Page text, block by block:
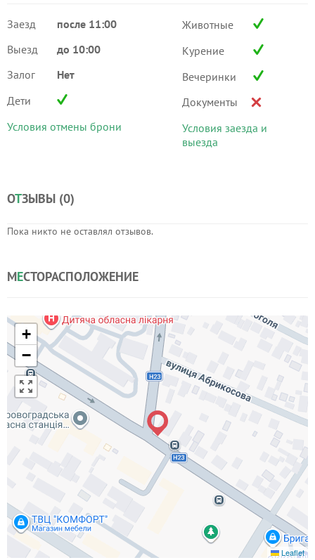
Заезд
после 11:00
Выезд
до 10:00
Залог
Нет
Дети
Условия отмены брони
Животные
Курение
Вечеринки
Документы
Условия заезда и
выезда
ОТЗЫВЫ (0)
Пока никто не оставлял отзывов.
МЕСТОРАСПОЛОЖЕНИЕ
+
−
Leaflet